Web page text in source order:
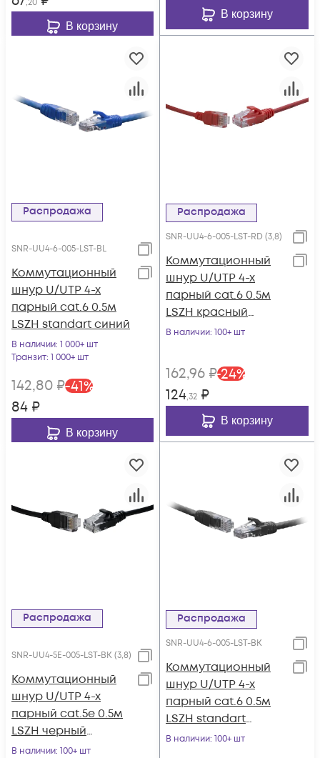
,20
В корзину
В корзину
Распродажа
SNR-UU4-6-005-LST-BL
Коммутационный
шнур U/UTP 4-х
парный cat.6 0.5м
LSZH standart синий
В наличии: 1 000+ шт
Транзит: 1 000+ шт
142,80 ₽-41%
84 ₽
В корзину
Распродажа
SNR-UU4-6-005-LST-RD (3,8)
Коммутационный
шнур U/UTP 4-х
парный cat.6 0.5м
LSZH красный
(диаметр 3,8 мм)
В наличии: 100+ шт
162,96 ₽-24%
124,32 ₽
В корзину
Распродажа
SNR-UU4-5E-005-LST-BK (3,8)
Коммутационный
шнур U/UTP 4-х
парный cat.5е 0.5м
LSZH черный
(диаметр 3,8 мм)
В наличии: 100+ шт
Распродажа
SNR-UU4-6-005-LST-BK
Коммутационный
шнур U/UTP 4-х
парный cat.6 0.5м
LSZH standart
чёрный
В наличии: 100+ шт